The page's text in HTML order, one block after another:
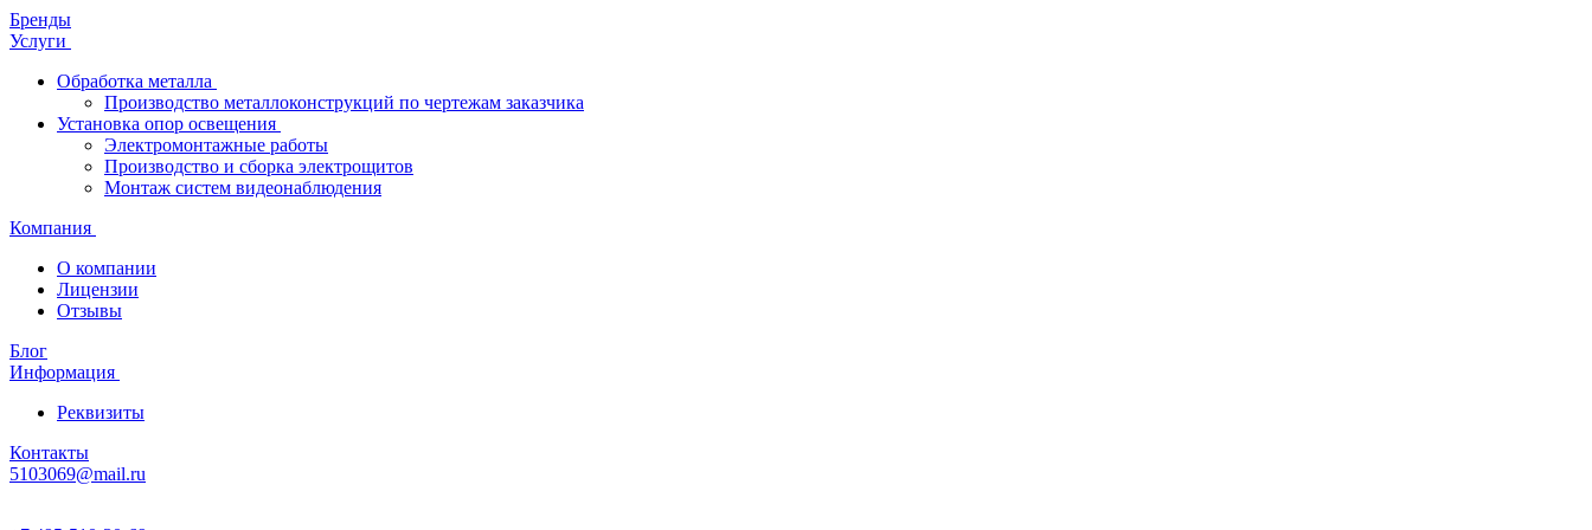
Бренды
Услуги
Обработка металла
Производство металлоконструкций по чертежам заказчика
Установка опор освещения
Электромонтажные работы
Производство и сборка электрощитов
Монтаж систем видеонаблюдения
Компания
О компании
Лицензии
Отзывы
Блог
Информация
Реквизиты
Контакты
5103069@mail.ru